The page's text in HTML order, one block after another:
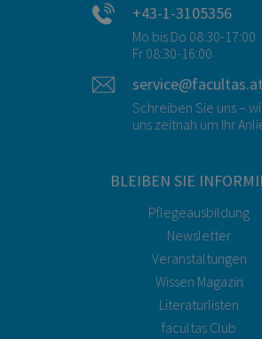
+43-1-3105356
Mo bis Do 08:30-17:00
Fr 08:30-16:00
service@facultas.at
Schreiben Sie uns –
uns zeitnah um Ihr
BLEIBEN SIE
Pflegeausbildung
Newsletter
Veranstaltungen
Wissen Magazin
Literaturlisten
facultas Club